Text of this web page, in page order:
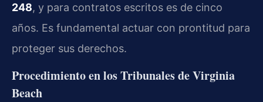
248, y para contratos escritos es de cinco
años. Es fundamental actuar con prontitud para
proteger sus derechos.
Procedimiento en los Tribunales de Virginia
Beach